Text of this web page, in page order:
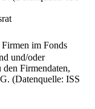
im Fonds
und/oder
Firmendaten,
(Datenquelle: ISS